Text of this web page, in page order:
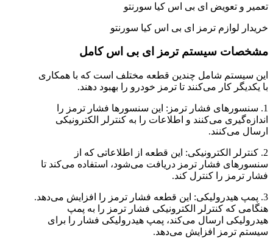
تعمیر و تعویض ای بی اس کیا سورنتو
خریدار لوازم ترمز ای بی اس کیا سورنتو
مشخصات سیستم ترمز ای بی اس کامل
این سیستم شامل چندین قطعه مختلف است که با همکاری
با یکدیگر کار می‌کنند تا ترمز خودرو را بهبود دهند.
1. سنسورهای فشار ترمز: این سنسورها فشار ترمز را
اندازه‌گیری می‌کنند و اطلاعات را به کنترلر الکترونیکی
ارسال می‌کنند.
2. کنترلر الکترونیکی: این قطعه از اطلاعاتی که از
سنسورهای فشار ترمز دریافت می‌شود، استفاده می‌کند تا
فشار ترمز را کنترل کند.
3. پمپ هیدرولیکی: این قطعه فشار ترمز را افزایش می‌دهد.
هنگامی که کنترلر الکترونیکی فشار ترمز را به پمپ
هیدرولیکی ارسال می‌کند، پمپ هیدرولیکی فشار را برای
سیستم ترمز افزایش می‌دهد.